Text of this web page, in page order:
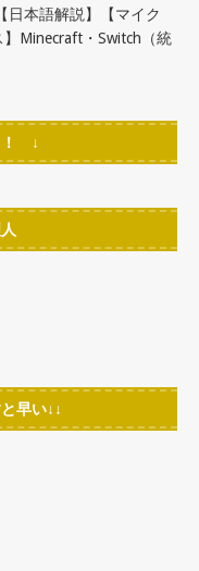
日本語解説】【マイク
Minecraft・Switch（統
！ ↓
早い↓↓